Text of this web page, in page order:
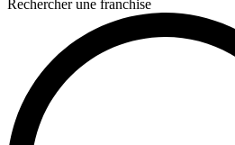
Rechercher une franchise